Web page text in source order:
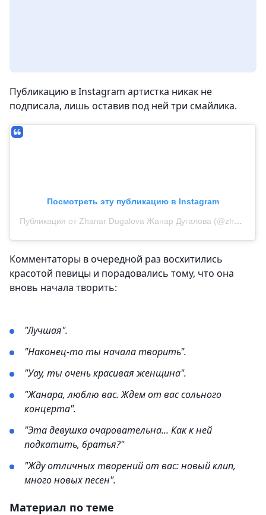
Публикацию в Instagram артистка никак не
подписала, лишь оставив под ней три смайлика.
Посмотреть эту публикацию в Instagram
Публикация от Zhanar Dugalova Жанар Дугалова (@zhanar_dugalova)
Комментаторы в очередной раз восхитились
красотой певицы и порадовались тому, что она
вновь начала творить:
"Лучшая".
"Наконец-то ты начала творить".
"Уау, ты очень красивая женщина".
"Жанара, люблю вас. Ждем от вас сольного
концерта".
"Эта девушка очаровательна... Как к ней
подкатить, братья?"
"Жду отличных творений от вас: новый клип,
много новых песен".
Материал по теме